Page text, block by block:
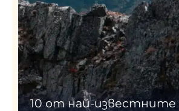
10 от най-известните